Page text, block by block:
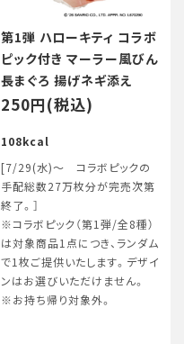
第1弾 ハローキティ コラボ
ピック付き マーラー風びん
長まぐろ 揚げネギ添え
250円(税込)
108kcal
[7/29(水)～ コラボピックの
手配総数27万枚分が完売次第
終了。］
※コラボピック（第1弾/全8種）
は対象商品1点につき、ランダム
で1枚ご提供いたします。デザイ
ンはお選びいただけません。
※お持ち帰り対象外。